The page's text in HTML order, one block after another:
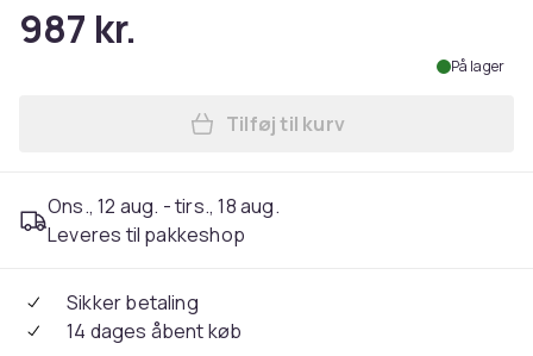
987 kr.
På lager
Læg Bænkpapir massage
Tilføj til kurv
Ons., 12 aug. - tirs., 18 aug.
Leveres til pakkeshop
Sikker betaling
14 dages åbent køb